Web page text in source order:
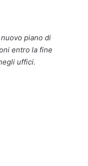
piano di
entro la fine
uffici.